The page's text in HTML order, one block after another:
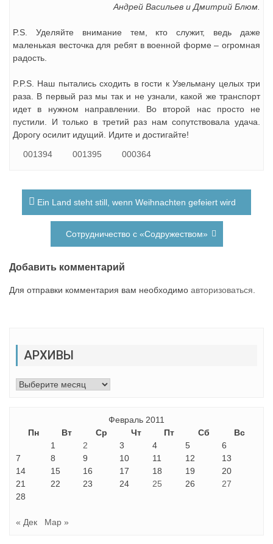
Андрей Васильев и Дмитрий Блюм.
P.S. Уделяйте внимание тем, кто служит, ведь даже
маленькая весточка для ребят в военной форме – огромная
радость.
P.P.S. Наш пытались сходить в гости к Узельману целых три
раза. В первый раз мы так и не узнали, какой же транспорт
идет в нужном направлении. Во второй нас просто не
пустили. И только в третий раз нам сопутствовала удача.
Дорогу осилит идущий. Идите и достигайте!
001394
001395 000364
Навигация
Ein Land steht still, wenn Weihnachten gefeiert wird
Сотрудничество с «Содружеством»
Добавить комментарий
Для отправки комментария вам необходимо авторизоваться.
АРХИВЫ
Архивы
Февраль 2011
Пн
Вт Ср Чт Пт Сб
Вс
1
2 3 4 5
6
7
8 9 10 11 12
13
14
15 16 17 18 19
20
21
22 23 24 25 26
27
28
« Дек Мар »